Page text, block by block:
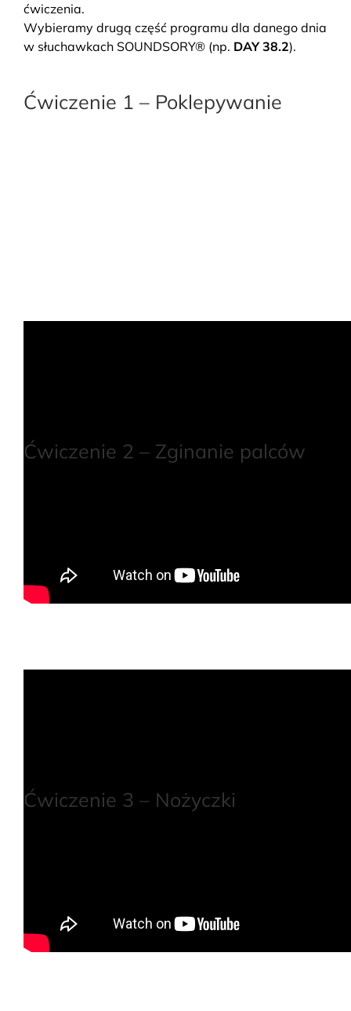
ćwiczenia.
Wybieramy drugą część programu dla danego dnia
w słuchawkach SOUNDSORY® (np. DAY 38.2).
Ćwiczenie 1 – Poklepywanie
Ćwiczenie 2 – Zginanie palców
Ćwiczenie 3 – Nożyczki